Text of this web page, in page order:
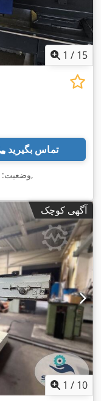
1 / 15
تماس بگیرید
وضعیت:,
آگهی کوچک
1 / 10